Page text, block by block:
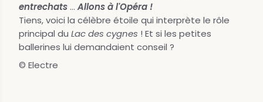
entrechats...Allons à l'Opéra !
Tiens, voici la célèbre étoile qui interprète le rôle
principal du Lac des cygnes ! Et si les petites
ballerines lui demandaient conseil ?
© Electre